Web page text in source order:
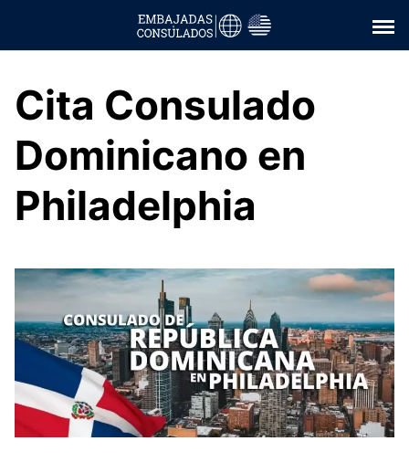
contenido
Cita Consulado
Dominicano en
Philadelphia